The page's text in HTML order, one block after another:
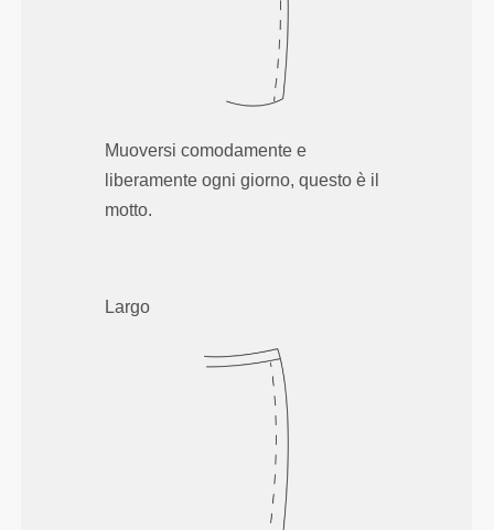
Muoversi comodamente e
liberamente ogni giorno, questo è il
motto.
Largo